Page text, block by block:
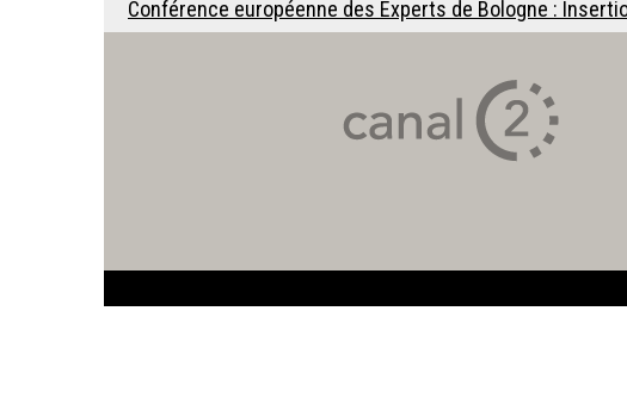
Conférence européenne des Experts de Bologne :